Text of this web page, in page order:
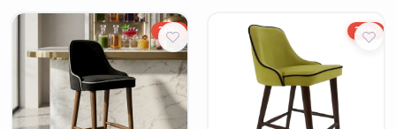
20%
20%